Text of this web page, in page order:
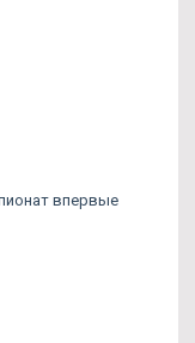
впервые